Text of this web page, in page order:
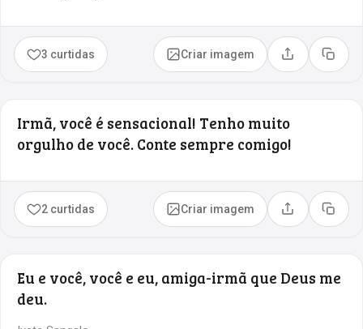
3 curtidas Criar imagem Compartilhar
Copiar
Irmã, você é sensacional! Tenho muito
orgulho de você. Conte sempre comigo!
2 curtidas Criar imagem Compartilhar
Copiar
Eu e você, você e eu, amiga-irmã que Deus me
deu.